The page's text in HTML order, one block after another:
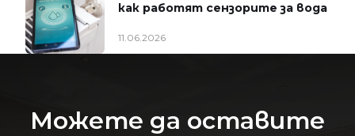
как работят сензорите за вода
11.06.2026
Можете да оставите